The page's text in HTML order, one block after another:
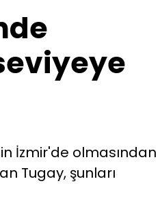
İzmir'de olmasından
Tugay, şunları